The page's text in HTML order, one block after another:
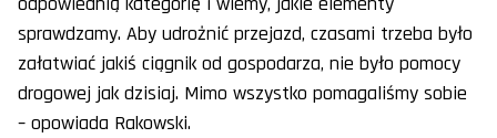
sprawdzamy. Aby udrożnić przejazd, czasami trzeba było
załatwiać jakiś ciągnik od gospodarza, nie było pomocy
drogowej jak dzisiaj. Mimo wszystko pomagaliśmy sobie
– opowiada Rakowski.